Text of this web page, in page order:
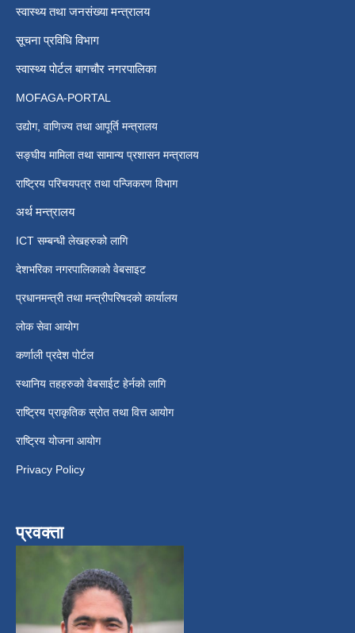
स्वास्थ्य तथा जनसंख्या मन्त्रालय
सूचना प्रविधि विभाग
स्वास्थ्य पोर्टल बागचौर नगरपालिका
MOFAGA-PORTAL
उद्योग, वाणिज्य तथा आपूर्ति मन्त्रालय
सङ्घीय मामिला तथा सामान्य प्रशासन मन्त्रालय
राष्ट्रिय परिचयपत्र तथा पन्जिकरण विभाग
अर्थ मन्त्रालय
ICT सम्बन्धी लेखहरुको लागि
देशभरिका नगरपालिकाको वेबसाइट
प्रधानमन्त्री तथा मन्त्रीपरिषदको कार्यालय
लोक सेवा आयोग
कर्णाली प्रदेश पोर्टल
स्थानिय तहहरुको वेबसाईट हेर्नको लागि
राष्ट्रिय प्राकृतिक स्रोत तथा वित्त आयोग
राष्ट्रिय योजना आयोग
Privacy Policy
प्रवक्ता